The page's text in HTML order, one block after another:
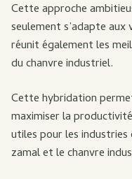
Cette approche
seulement s’adapte
réunit également les
du chanvre industriel.
Cette hybridation
maximiser la
utiles pour les industries
zamal et le chanvre